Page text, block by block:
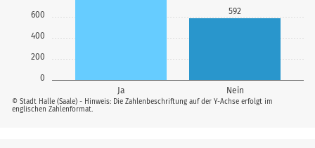
0
200
400
600
Ja Nein
592
© Stadt Halle (Saale) - Hinweis: Die Zahlenbeschriftung auf der Y-Achse erfolgt im
englischen Zahlenformat.